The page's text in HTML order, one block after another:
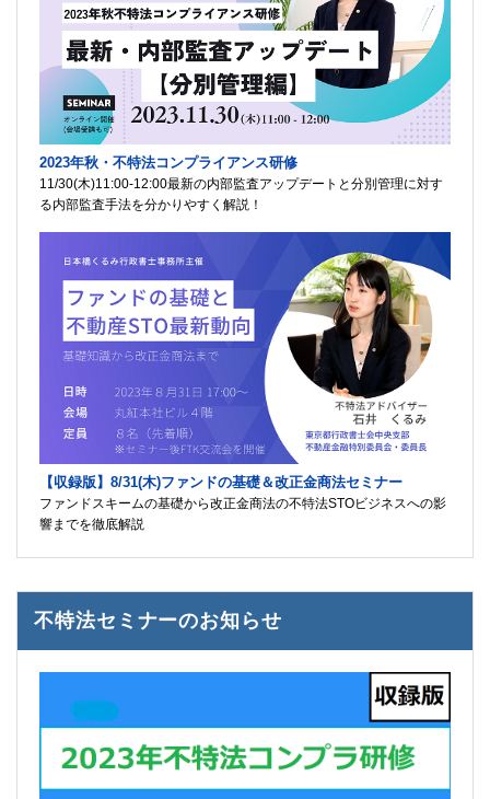
2023年秋・不特法コンプライアンス研修
11/30(木)11:00-12:00最新の内部監査アップデートと分別管理に対す
る内部監査手法を分かりやすく解説！
【収録版】8/31(木)ファンドの基礎＆改正金商法セミナー
ファンドスキームの基礎から改正金商法の不特法STOビジネスへの影
響までを徹底解説
不特法セミナーのお知らせ